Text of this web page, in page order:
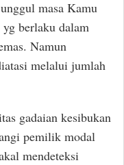
masa Kamu
berlaku dalam
Namun
melalui jumlah
gadaian kesibukan
pemilik modal
mendeteksi